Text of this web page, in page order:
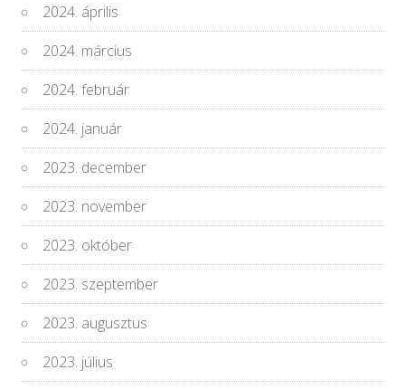
2024. április
2024. március
2024. február
2024. január
2023. december
2023. november
2023. október
2023. szeptember
2023. augusztus
2023. július